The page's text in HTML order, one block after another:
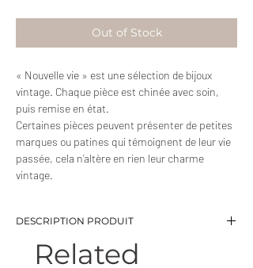
Out of Stock
« Nouvelle vie » est une sélection de bijoux
vintage. Chaque pièce est chinée avec soin,
puis remise en état.
Certaines pièces peuvent présenter de petites
marques ou patines qui témoignent de leur vie
passée, cela n’altère en rien leur charme
vintage.
DESCRIPTION PRODUIT
-Bracelet en maille plate fantaisie
Related